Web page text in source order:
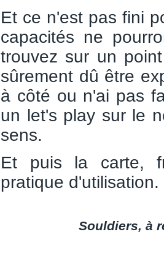
Et ce n'est pas fini
capacités ne
trouvez sur un
sûrement dû être
à côté ou n'ai pas
un let's play sur le
sens.
Et puis la carte,
pratique d'utilisation.
Souldiers, à